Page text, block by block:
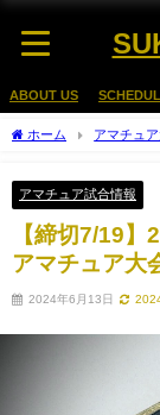
ABOUT US
ホーム アマチュ
アマチュア試合情報
【締切7/19
アマチュア大
2024年6月13日